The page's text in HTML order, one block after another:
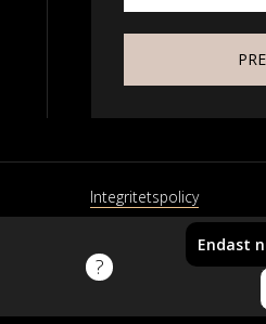
Din vara har
Integritetspolicy
Endast